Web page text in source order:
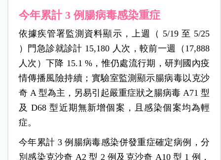
今年累計 3 例腸病毒感染重症
依據疾管署監測資料顯示，上週（ 5/19 至 5/25
）門急診就診計 15,180 人次，較前一週（17,888
人次）下降 15.1 %，惟仍處流行期，研判國內疫
情傳播風險持續；實驗室監測顯示腸病毒以克沙
奇 A 型為主，另易引起嚴重症狀之腸病毒 A71 型
及 D68 型近期無新增個案，且感染個案均為輕
症。
今年累計 3 例腸病毒感染併發重症確定病例，分
別感染克沙奇 A2 型 2 例及克沙奇 A10 型 1 例，